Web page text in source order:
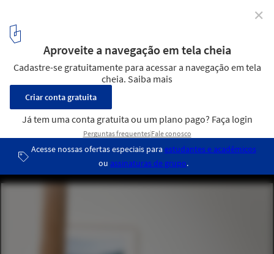
por Patricia Parinejad
© Patricia Parinejad
4/ 22
✕